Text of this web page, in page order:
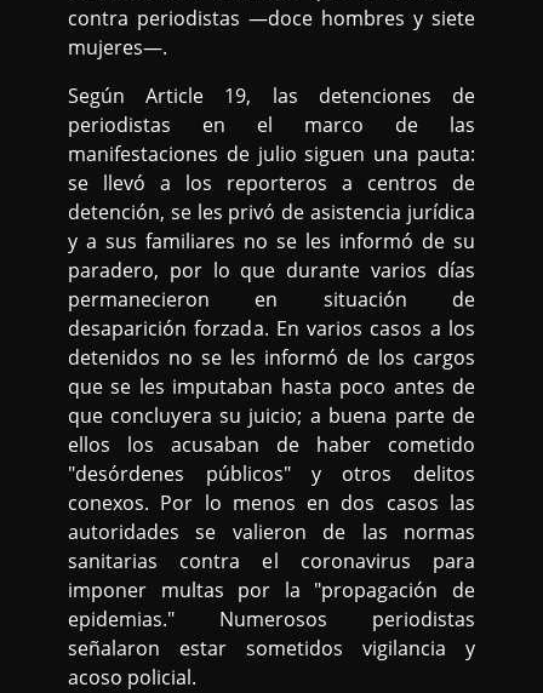
contra periodistas —doce hombres y siete
mujeres—.
Según Article 19, las detenciones de
periodistas en el marco de las
manifestaciones de julio siguen una pauta:
se llevó a los reporteros a centros de
detención, se les privó de asistencia jurídica
y a sus familiares no se les informó de su
paradero, por lo que durante varios días
permanecieron en situación de
desaparición forzada. En varios casos a los
detenidos no se les informó de los cargos
que se les imputaban hasta poco antes de
que concluyera su juicio; a buena parte de
ellos los acusaban de haber cometido
"desórdenes públicos" y otros delitos
conexos. Por lo menos en dos casos las
autoridades se valieron de las normas
sanitarias contra el coronavirus para
imponer multas por la "propagación de
epidemias." Numerosos periodistas
señalaron estar sometidos vigilancia y
acoso policial.